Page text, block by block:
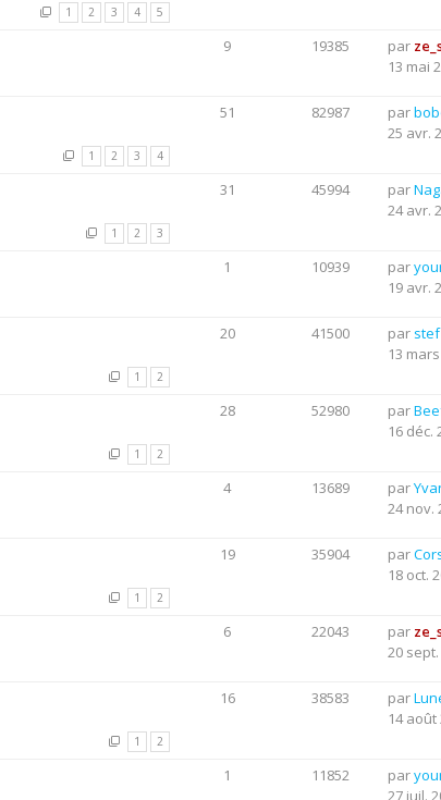
1 2 3 4 5
9 19385 par
13 mai
1 2 3 4
51 82987 par
25 avr.
1 2 3
31 45994 par
24 avr.
1 10939 par
19 avr.
1 2
20 41500 par stef
13
1 2
28 52980 par
16 déc.
4 13689 par
24 nov.
1 2
19 35904 par
18 oct.
6 22043 par
20 sept.
1 2
16 38583 par
14 août
1 11852 par
27 juil.